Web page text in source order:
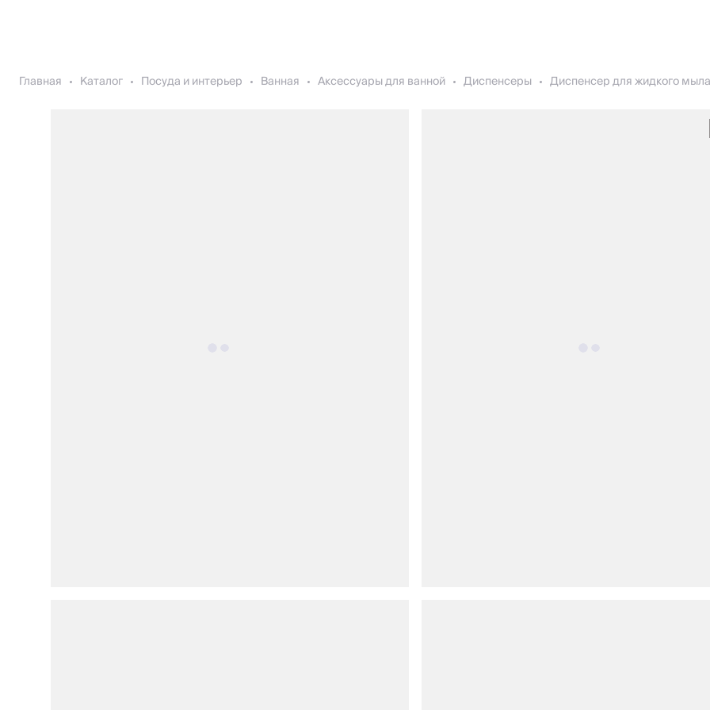
Главная Каталог Посуда и интерьер Ванная Аксессуары для ванной Диспенсеры Диспенсер для жидкого